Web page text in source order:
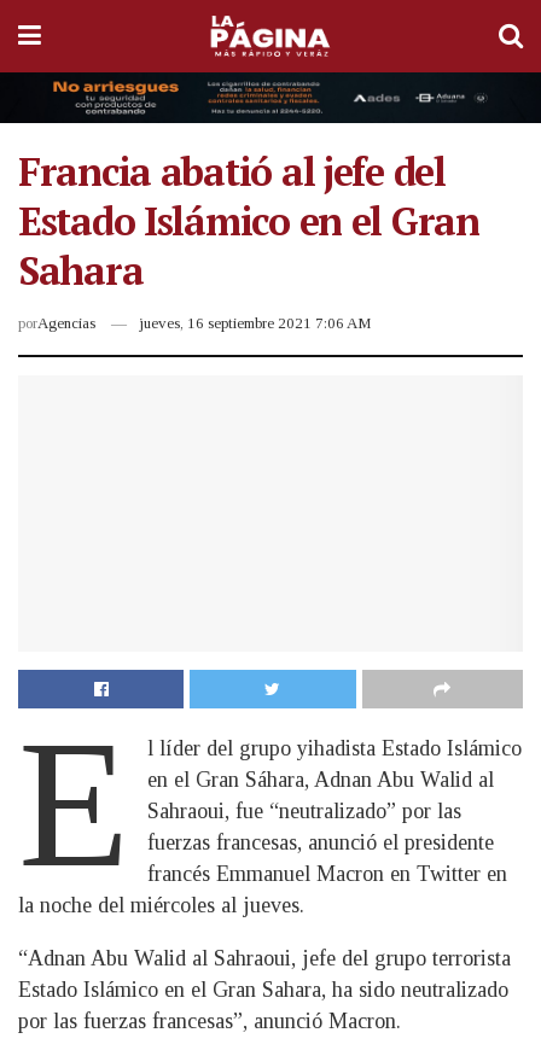
Francia abatió al jefe del
Estado Islámico en el Gran
Sahara
porAgencias jueves, 16 septiembre 2021 7:06 AM
E
l líder del grupo yihadista Estado Islámico
en el Gran Sáhara, Adnan Abu Walid al
Sahraoui, fue “neutralizado” por las
fuerzas francesas, anunció el presidente
francés Emmanuel Macron en Twitter en
la noche del miércoles al jueves.
“Adnan Abu Walid al Sahraoui, jefe del grupo terrorista
Estado Islámico en el Gran Sahara, ha sido neutralizado
por las fuerzas francesas”, anunció Macron.